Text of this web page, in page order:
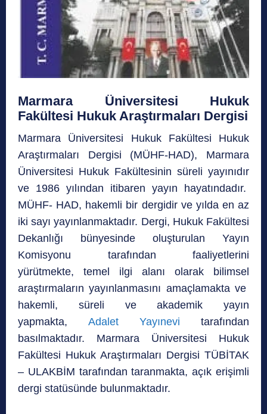
Marmara Üniversitesi Hukuk
Fakültesi Hukuk Araştırmaları Dergisi
Marmara Üniversitesi Hukuk Fakültesi Hukuk
Araştırmaları Dergisi (MÜHF-HAD), Marmara
Üniversitesi Hukuk Fakültesinin süreli yayınıdır
ve 1986 yılından itibaren yayın hayatındadır.
MÜHF- HAD, hakemli bir dergidir ve yılda en az
iki sayı yayınlanmaktadır. Dergi, Hukuk Fakültesi
Dekanlığı bünyesinde oluşturulan Yayın
Komisyonu tarafından faaliyetlerini
yürütmekte, temel ilgi alanı olarak bilimsel
araştırmaların yayınlanmasını amaçlamakta ve
hakemli, süreli ve akademik yayın
yapmakta, Adalet Yayınevi tarafından
basılmaktadır. Marmara Üniversitesi Hukuk
Fakültesi Hukuk Araştırmaları Dergisi TÜBİTAK
– ULAKBİM tarafından taranmakta, açık erişimli
dergi statüsünde bulunmaktadır.